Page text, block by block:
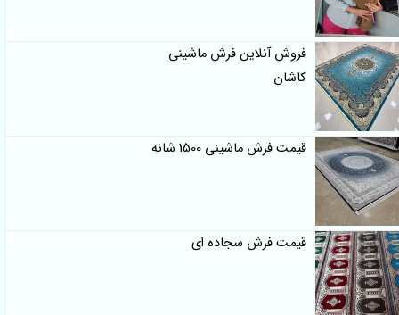
فروش آنلاین فرش ماشینی
کاشان
قیمت فرش ماشینی 1500 شانه
قیمت فرش سجاده ای